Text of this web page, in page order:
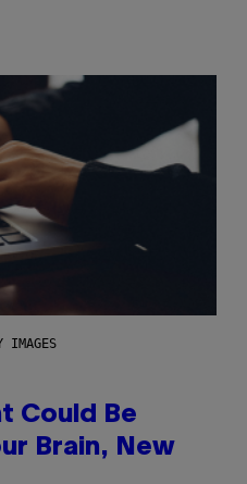
IMAGES
Could Be
Brain, New